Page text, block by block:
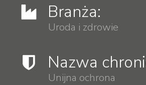
Branża:
Uroda i zdrowie
Nazwa
Unijna ochrona